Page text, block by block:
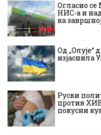
Огласио
НИС-а и
ка
Од „Олује“
изјаснила
Руски
против
покусни